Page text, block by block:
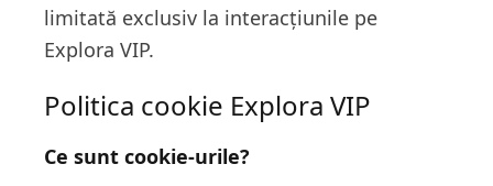
limitată exclusiv la interacțiunile pe
Explora VIP.
Politica cookie Explora VIP
Ce sunt cookie-urile?